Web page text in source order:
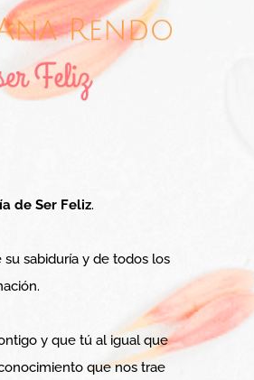
de Ser Feliz.
sabiduría y de todos los
y que tú al igual que
que nos trae